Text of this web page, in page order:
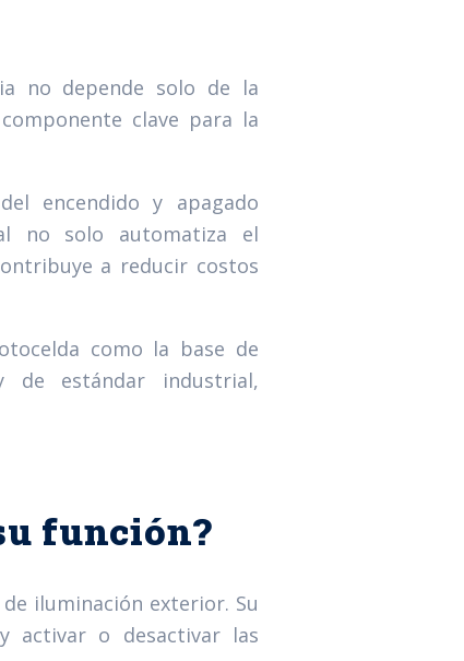
no depende solo de la
clave para la
encendido y apagado
no solo automatiza el
a reducir costos
como la base de
de estándar industrial,
función?
iluminación exterior. Su
activar o desactivar las